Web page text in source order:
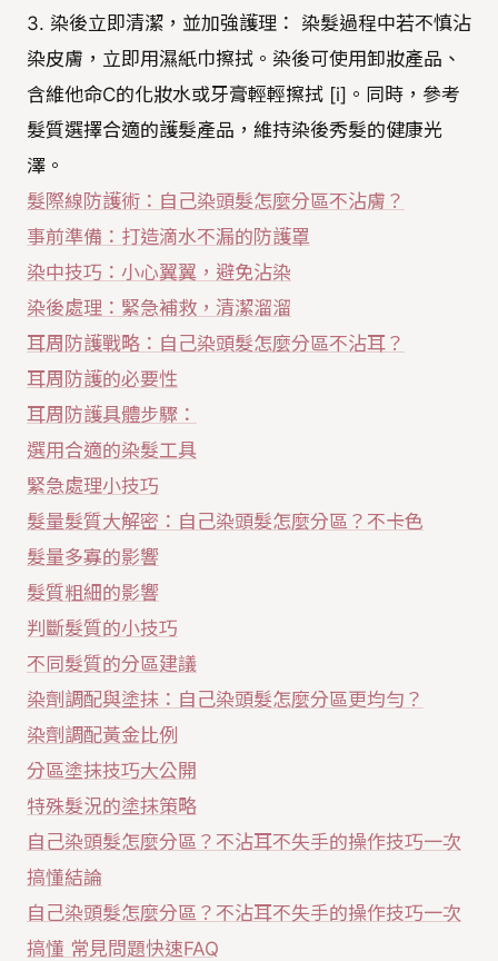
3. 染後立即清潔，並加強護理： 染髮過程中若不慎沾
染皮膚，立即用濕紙巾擦拭。染後可使用卸妝產品、
含維他命C的化妝水或牙膏輕輕擦拭 [i]。同時，參考
髮質選擇合適的護髮產品，維持染後秀髮的健康光
澤。
髮際線防護術：自己染頭髮怎麼分區不沾膚？
事前準備：打造滴水不漏的防護罩
染中技巧：小心翼翼，避免沾染
染後處理：緊急補救，清潔溜溜
耳周防護戰略：自己染頭髮怎麼分區不沾耳？
耳周防護的必要性
耳周防護具體步驟：
選用合適的染髮工具
緊急處理小技巧
髮量髮質大解密：自己染頭髮怎麼分區？不卡色
髮量多寡的影響
髮質粗細的影響
判斷髮質的小技巧
不同髮質的分區建議
染劑調配與塗抹：自己染頭髮怎麼分區更均勻？
染劑調配黃金比例
分區塗抹技巧大公開
特殊髮況的塗抹策略
自己染頭髮怎麼分區？不沾耳不失手的操作技巧一次
搞懂結論
自己染頭髮怎麼分區？不沾耳不失手的操作技巧一次
搞懂 常見問題快速FAQ